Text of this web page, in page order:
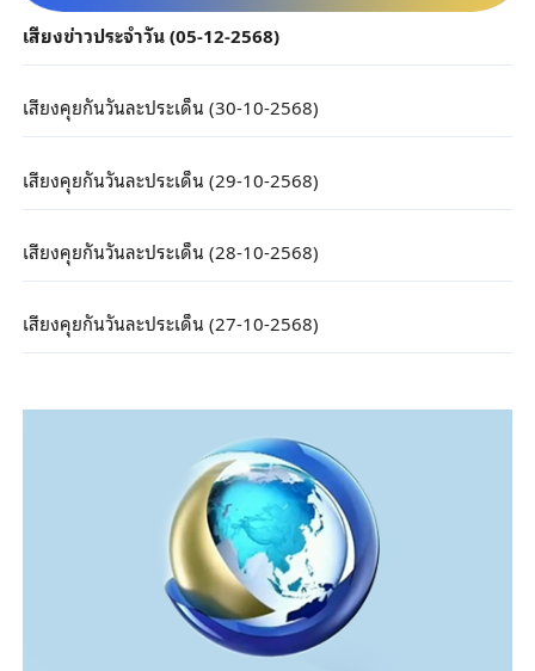
เสียงข่าวประจำวัน (05-12-2568)
เสียงคุยกันวันละประเด็น (30-10-2568)
เสียงคุยกันวันละประเด็น (29-10-2568)
เสียงคุยกันวันละประเด็น (28-10-2568)
เสียงคุยกันวันละประเด็น (27-10-2568)